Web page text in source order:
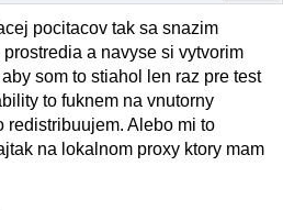
pocitacov tak sa snazim
a navyse si vytvorim
som to stiahol len raz pre test
to fuknem na vnutorny
redistribuujem. Alebo mi to
na lokalnom proxy ktory mam